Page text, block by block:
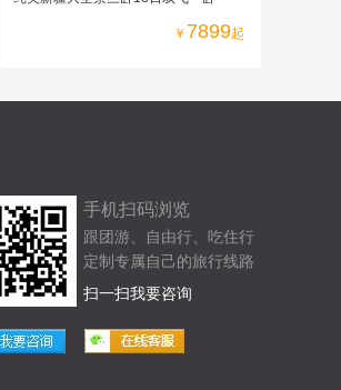
￥ 7899起
手机扫码浏览
跟团游、自由行、吃住行
定制专属自己的旅行线路
扫一扫我要咨询